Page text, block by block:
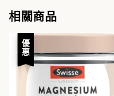
相關商品
優惠